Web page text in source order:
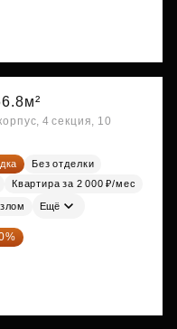
4 секция, 10
Без отделки
Квартира за 2 000 ₽/мес
Ещё